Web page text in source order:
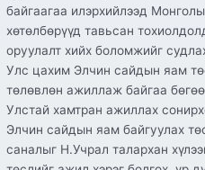
байгаагаа илэрхийлээд
хөтөлбөрүүд тавьсан
оруулалт хийх боломжийг
Улс цахим Элчин сайдын яам
төлөвлөн ажиллаж байгаа
Улстай хамтран ажиллах
Элчин сайдын яам байгуулах
саналыг Н.Учрал талархан